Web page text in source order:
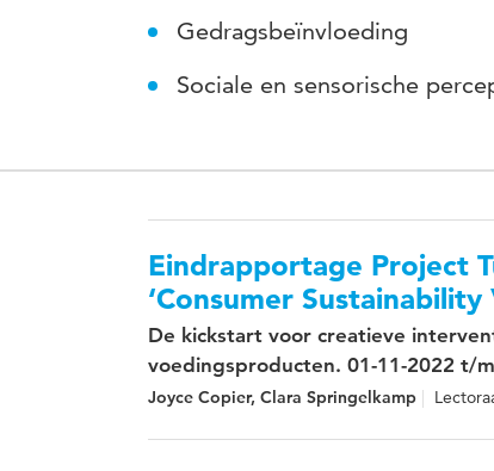
Gedragsbeïnvloeding
Sociale en sensorische
Eindrapportage Project
‘Consumer
De kickstart voor creatieve
voedingsproducten. 01-11-2022 t/
Joyce Copier, Clara Springelkamp